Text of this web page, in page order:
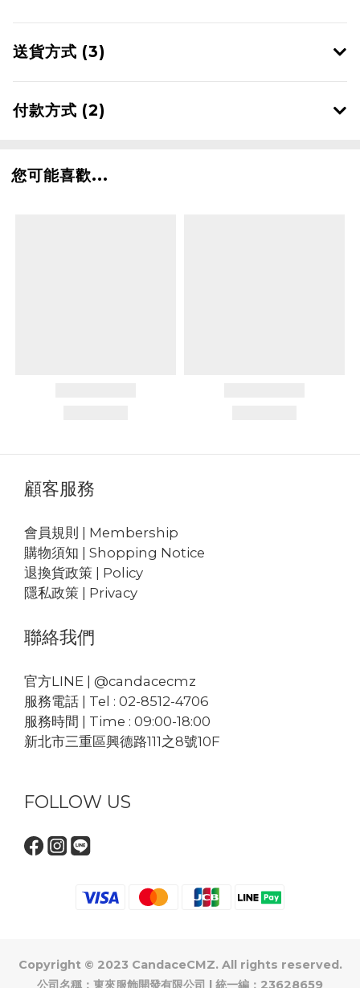
送貨方式 (3)
付款方式 (2)
您可能喜歡...
顧客服務
會員規則 | Membership
購物須知 | Shopping Notice
退換貨政策 | Policy
隱私政策 | Privacy
聯絡我們
官方LINE | @candacecmz
服務電話 | Tel : 02-8512-4706
服務時間 | Time : 09:00-18:00
新北市三重區興德路111之8號10F
FOLLOW US
Copyright © 2023 CandaceCMZ. All rights reserved.
公司名稱：東來服飾開發有限公司 | 統一編：23628659